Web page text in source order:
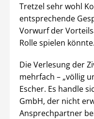
Tretzel sehr wohl
entsprechende
Vorwurf der
Rolle spielen könnte.
Die Verlesung der
mehrfach – „völlig
Escher. Es handle
GmbH, der nicht
Ansprechpartner